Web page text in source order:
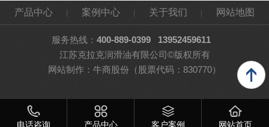
产品中心 案例中心 关于我们 网站地图
服务热线： 400-889-0399
13952459611
江苏克拉克润滑油有限公司©版权所有
网站制作： 牛商股份 （股票代码：830770）
电话咨询 产品中心 客户案例 网站首页